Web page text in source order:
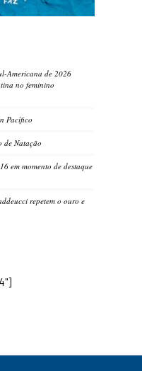
Americana de 2026
no feminino
Pacífico
de Natação
em momento de destaque
repetem o ouro e